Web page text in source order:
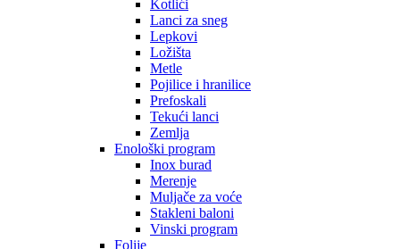
Kotlići
Lanci za sneg
Lepkovi
Ložišta
Metle
Pojilice i hranilice
Prefoskali
Tekući lanci
Zemlja
Enološki program
Inox burad
Merenje
Muljače za voće
Stakleni baloni
Vinski program
Folije